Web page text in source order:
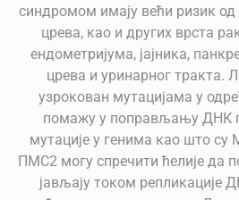
синдромом имају већи ризик од
црева, као и других врста
ендометријума, јајника,
црева и уринарног тракта.
узрокован мутацијама у
помажу у поправљању ДНК
мутације у генима као што
ПМС2 могу спречити ћелије да
јављају током репликације